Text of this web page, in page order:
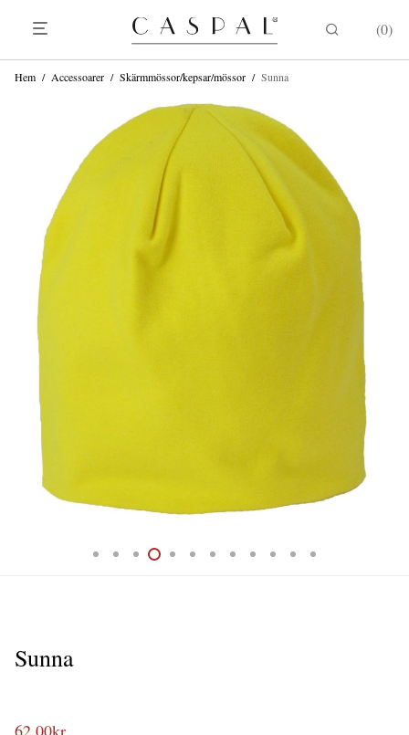
0
Hem / Accessoarer / Skärmmössor/kepsar/mössor / Sunna
Sunna
62,00kr